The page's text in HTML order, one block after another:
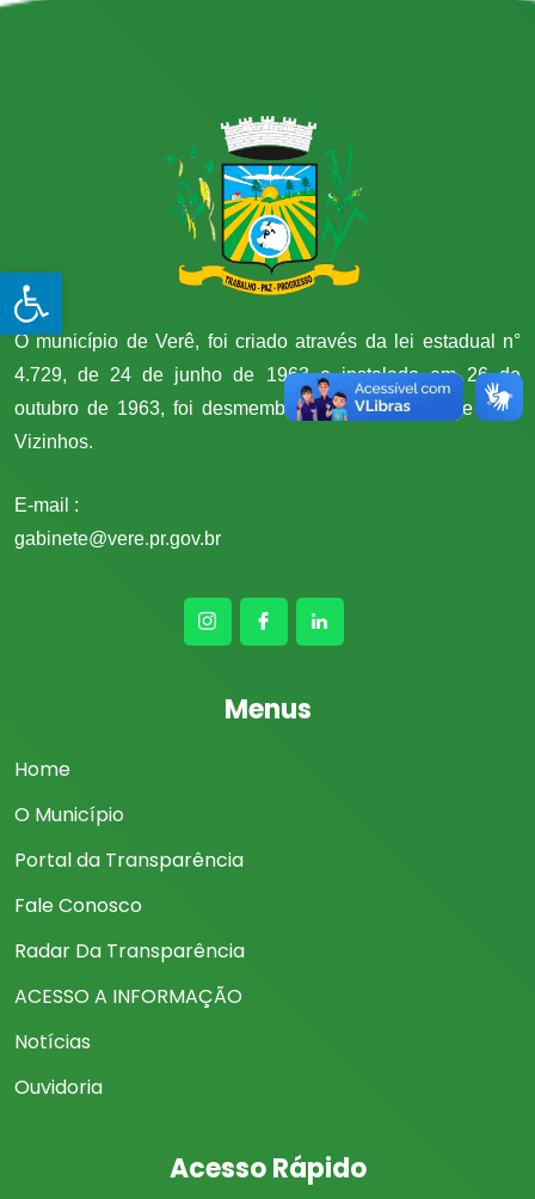
Open toolbar
O município de Verê, foi criado através da lei estadual n°
4.729, de 24 de junho de 1963 e instalado em 26 de
outubro de 1963, foi desmembrado do município de Dois
Vizinhos.
E-mail :
gabinete@vere.pr.gov.br
Menus
Home
O Município
Portal da Transparência
Fale Conosco
Radar Da Transparência
ACESSO A INFORMAÇÃO
Notícias
Ouvidoria
Acesso Rápido